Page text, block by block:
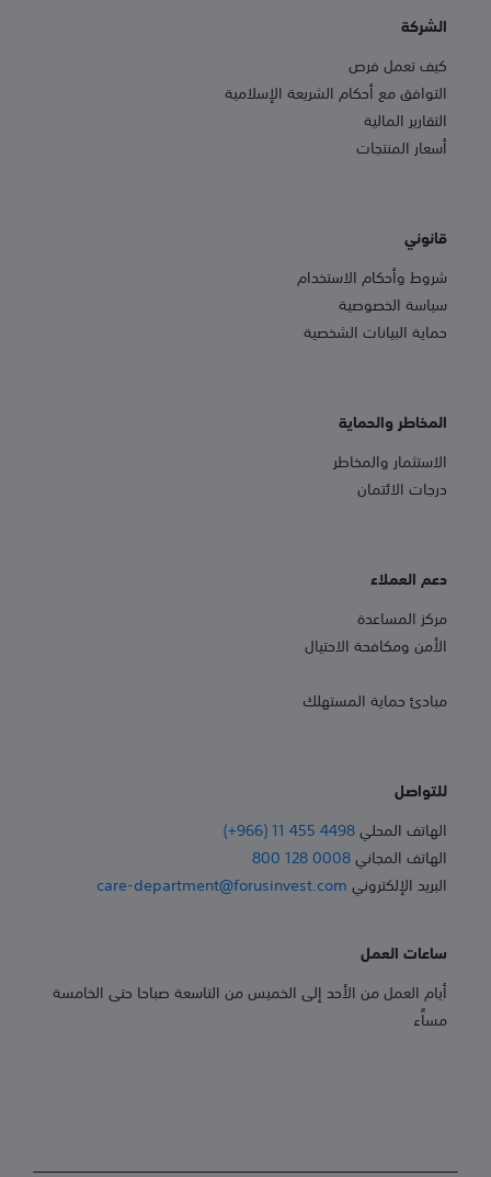
الشركة
كيف تعمل فرص
التوافق مع أحكام الشريعة الإسلامية
التقارير المالية
أسعار المنتجات
قانوني
شروط وأحكام الاستخدام
سياسة الخصوصية
حماية البيانات الشخصية
المخاطر والحماية
الاستثمار والمخاطر
درجات الائتمان
دعم العملاء
مركز المساعدة
الأمن ومكافحة الاحتيال
مبادئ حماية المستهلك
للتواصل
الهاتف المحلي(+966) 11 455 4498
الهاتف المجاني800 128 0008
البريد الإلكترونيcare-department@forusinvest.com
ساعات العمل
أيام العمل من الأحد إلى الخميس من التاسعة صباحا حتى الخامسة
مساًء